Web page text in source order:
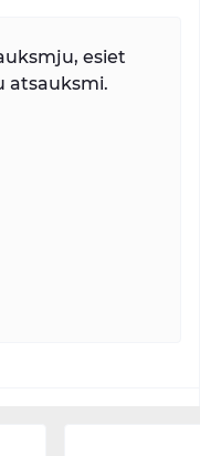
esiet
atsauksmi.